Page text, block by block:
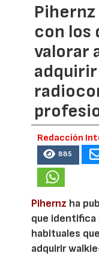
Pihernz
con los
valorar
Redacción
885
Pihernz ha
que identifica
habituales
adquirir